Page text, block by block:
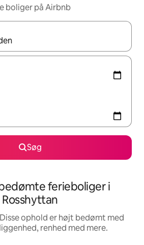
boliger på Airbnb
skal du navigere med
Søg
ferieboliger i
Rosshyttan
ophold er højt bedømt med
renhed med mere.